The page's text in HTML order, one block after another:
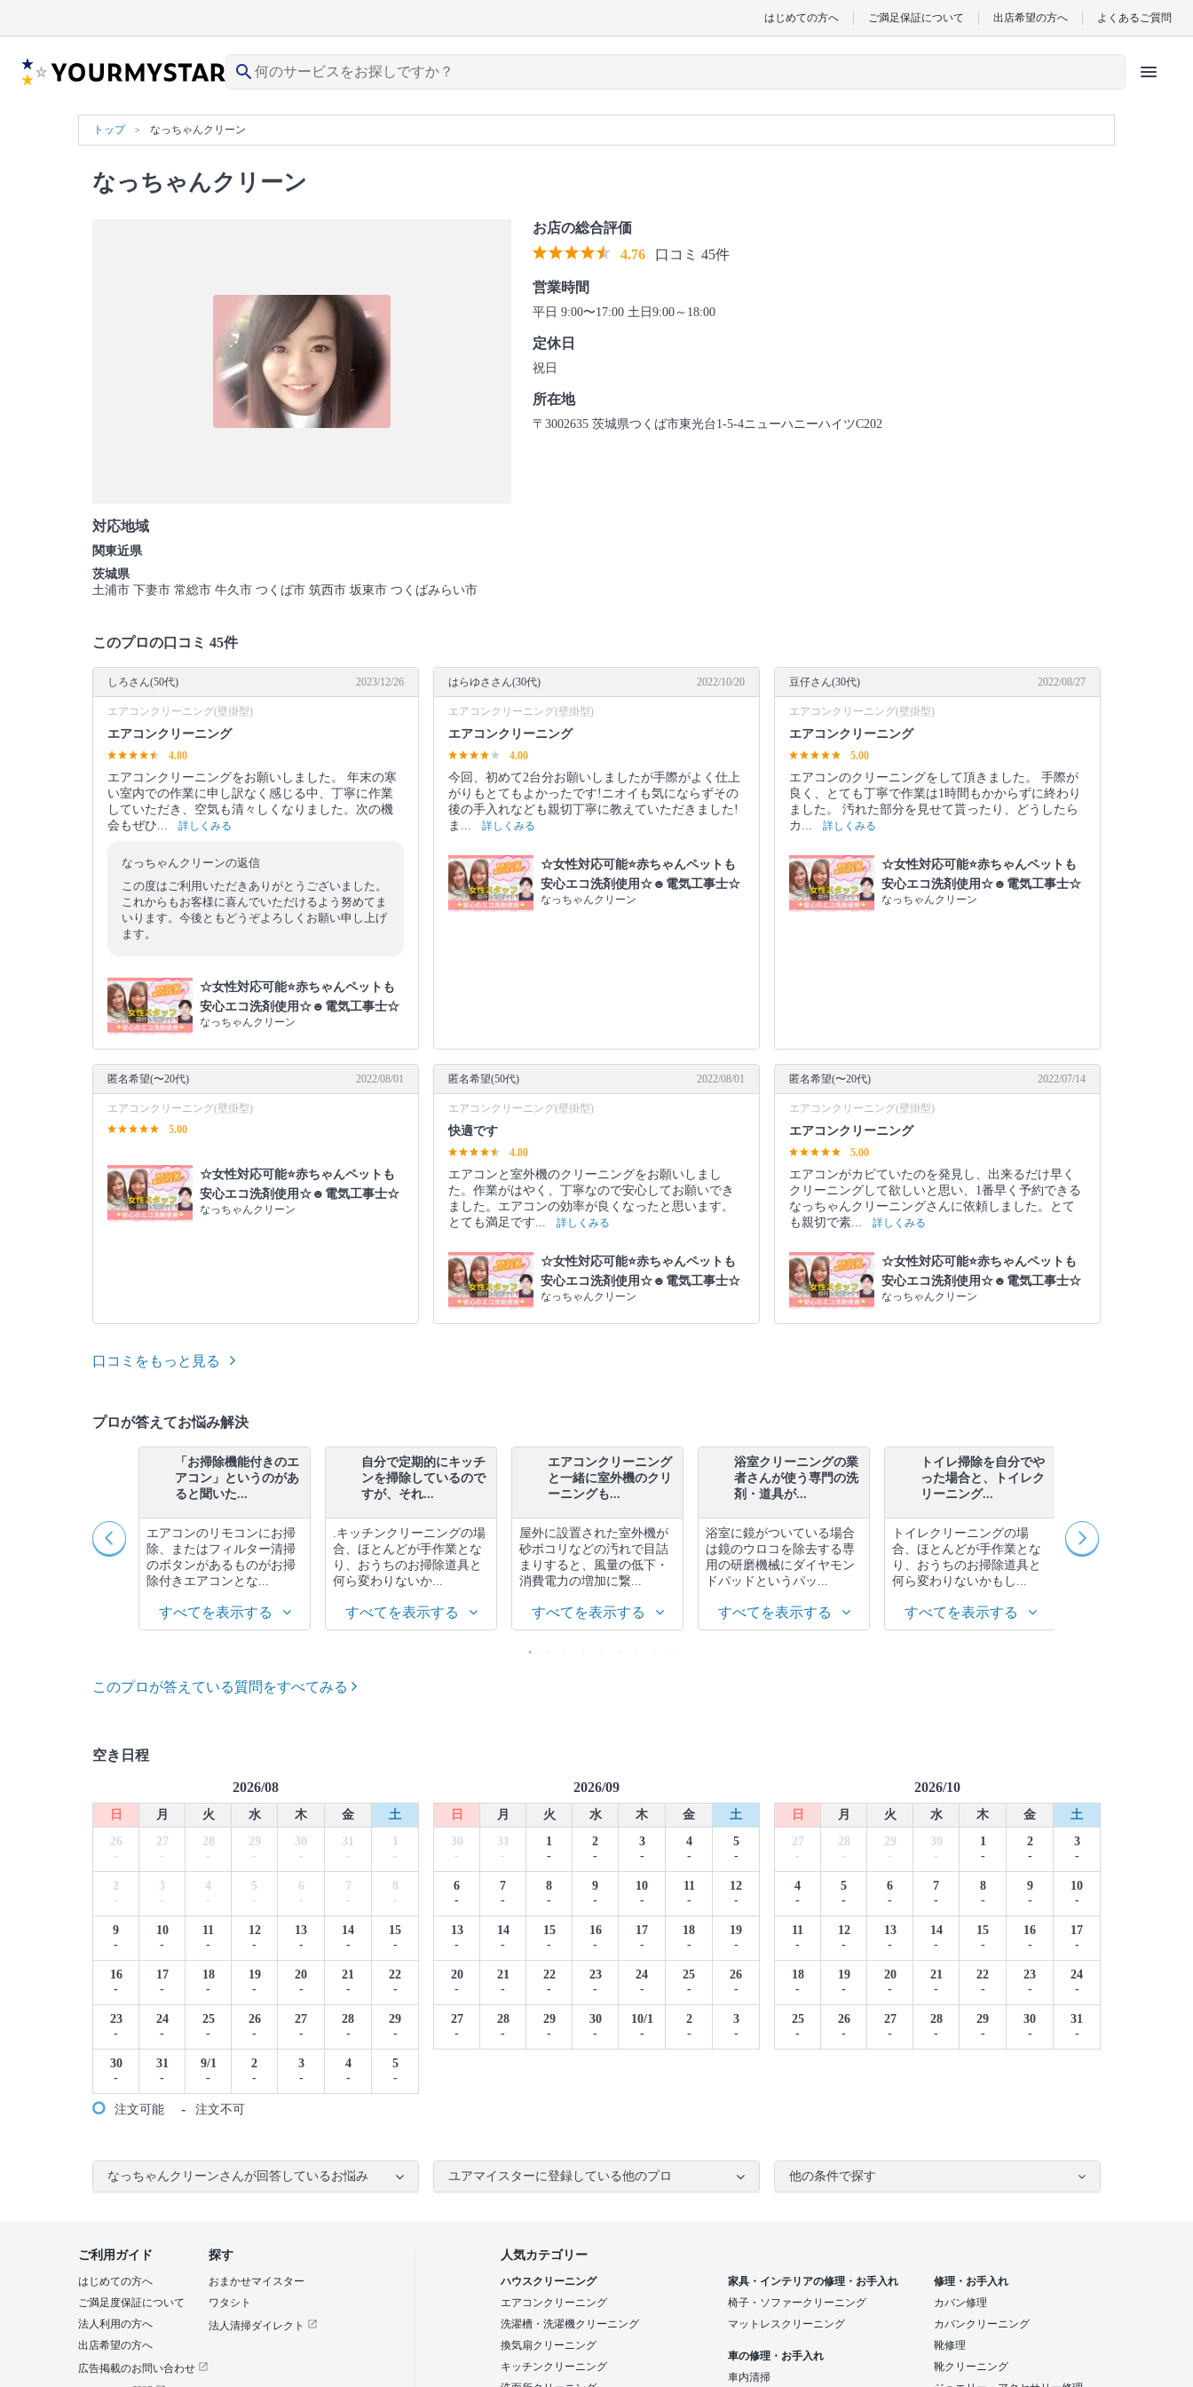
はじめての方へ ご満足保証について 出店希望の方へ よくあるご質問
search menu
トップ なっちゃんクリーン
なっちゃんクリーン
お店の総合評価
4.76
口コミ 45件
営業時間
平日 9:00〜17:00 土日9:00～18:00
定休日
祝日
所在地
〒3002635 茨城県つくば市東光台1-5-4ニューハニーハイツC202
対応地域
関東近県
茨城県
土浦市 下妻市 常総市 牛久市 つくば市 筑西市 坂東市 つくばみらい市
このプロの口コミ 45件
しろさん(50代) 2023/12/26
エアコンクリーニング(壁掛型)
エアコンクリーニング
4.80
エアコンクリーニングをお願いしました。 年末の寒
い室内での作業に申し訳なく感じる中、丁寧に作業
していただき、空気も清々しくなりました。次の機
会もぜひ...
詳しくみる
なっちゃんクリーンの返信
この度はご利用いただきありがとうございました。
これからもお客様に喜んでいただけるよう努めてま
いります。今後ともどうぞよろしくお願い申し上げ
ます。
☆女性対応可能⭐️赤ちゃんペットも
安心エコ洗剤使用☆☻電気工事士☆
なっちゃんクリーン
はらゆささん(30代) 2022/10/20
エアコンクリーニング(壁掛型)
エアコンクリーニング
4.00
今回、初めて2台分お願いしましたが手際がよく仕上
がりもとてもよかったです!ニオイも気にならずその
後の手入れなども親切丁寧に教えていただきました!
ま...
詳しくみる
☆女性対応可能⭐️赤ちゃんペットも
安心エコ洗剤使用☆☻電気工事士☆
なっちゃんクリーン
豆仔さん(30代) 2022/08/27
エアコンクリーニング(壁掛型)
エアコンクリーニング
5.00
エアコンのクリーニングをして頂きました。 手際が
良く、とても丁寧で作業は1時間もかからずに終わり
ました。 汚れた部分を見せて貰ったり、どうしたら
カ...
詳しくみる
☆女性対応可能⭐️赤ちゃんペットも
安心エコ洗剤使用☆☻電気工事士☆
なっちゃんクリーン
匿名希望(〜20代) 2022/08/01
エアコンクリーニング(壁掛型)
5.00
☆女性対応可能⭐️赤ちゃんペットも
安心エコ洗剤使用☆☻電気工事士☆
なっちゃんクリーン
匿名希望(50代) 2022/08/01
エアコンクリーニング(壁掛型)
快適です
4.80
エアコンと室外機のクリーニングをお願いしまし
た。作業がはやく、丁寧なので安心してお願いでき
ました。エアコンの効率が良くなったと思います。
とても満足です...
詳しくみる
☆女性対応可能⭐️赤ちゃんペットも
安心エコ洗剤使用☆☻電気工事士☆
なっちゃんクリーン
匿名希望(〜20代) 2022/07/14
エアコンクリーニング(壁掛型)
エアコンクリーニング
5.00
エアコンがカビていたのを発見し、出来るだけ早く
クリーニングして欲しいと思い、1番早く予約できる
なっちゃんクリーニングさんに依頼しました。とて
も親切で素...
詳しくみる
☆女性対応可能⭐️赤ちゃんペットも
安心エコ洗剤使用☆☻電気工事士☆
なっちゃんクリーン
口コミをもっと見る
プロが答えてお悩み解決
の希望に合わせ
洗剤も使いますの
「お掃除機能付きのエ
アコン」というのがあ
ると聞いた...
エアコンのリモコンにお掃
除、またはフィルター清掃
のボタンがあるものがお掃
除付きエアコンとな...
すべてを表示する
自分で定期的にキッチ
ンを掃除しているので
すが、それ...
.キッチンクリーニングの場
合、ほとんどが手作業とな
り、おうちのお掃除道具と
何ら変わりないか...
すべてを表示する
エアコンクリーニング
と一緒に室外機のクリ
ーニングも...
屋外に設置された室外機が
砂ボコリなどの汚れで目詰
まりすると、風量の低下・
消費電力の増加に繋...
すべてを表示する
浴室クリーニングの業
者さんが使う専門の洗
剤・道具が...
浴室に鏡がついている場合
は鏡のウロコを除去する専
用の研磨機械にダイヤモン
ドパッドというパッ...
すべてを表示する
トイレ掃除を自分でや
った場合と、トイレク
リーニング...
トイレクリーニングの場
合、ほとんどが手作業とな
り、おうちのお掃除道具と
何ら変わりないかもし...
すべてを表示する
.ハウスクリーニン
な技術や作業方法
このプロが答えている質問をすべてみる
空き日程
2026/08
日 月 火 水 木 金
土
26
-
27
-
28
-
29
-
30
-
31
-
1
-
2
-
3
-
4
-
5
-
6
-
7
-
8
-
9
-
10
-
11
-
12
-
13
-
14
-
15
-
16
-
17
-
18
-
19
-
20
-
21
-
22
-
23
-
24
-
25
-
26
-
27
-
28
-
29
-
30
-
31
-
9/1
-
2
-
3
-
4
-
5
-
2026/09
日 月 火 水 木 金
土
30
-
31
-
1
-
2
-
3
-
4
-
5
-
6
-
7
-
8
-
9
-
10
-
11
-
12
-
13
-
14
-
15
-
16
-
17
-
18
-
19
-
20
-
21
-
22
-
23
-
24
-
25
-
26
-
27
-
28
-
29
-
30
-
10/1
-
2
-
3
-
2026/10
日 月 火 水 木 金
土
27
-
28
-
29
-
30
-
1
-
2
-
3
-
4
-
5
-
6
-
7
-
8
-
9
-
10
-
11
-
12
-
13
-
14
-
15
-
16
-
17
-
18
-
19
-
20
-
21
-
22
-
23
-
24
-
25
-
26
-
27
-
28
-
29
-
30
-
31
-
注文可能 - 注文不可
なっちゃんクリーンさんが回答しているお悩み ユアマイスターに登録している他のプロ 他の条件で探す
探す
おまかせマイスター
ワタシト
法人清掃ダイレクト
ご利用ガイド
はじめての方へ
ご満足度保証について
法人利用の方へ
出店希望の方へ
広告掲載のお問い合わせ
人気カテゴリー
ハウスクリーニング
エアコンクリーニング
洗濯槽・洗濯機クリーニング
換気扇クリーニング
キッチンクリーニング
家具・インテリアの修理・お手入れ
椅子・ソファークリーニング
マットレスクリーニング
車の修理・お手入れ
車内清掃
修理・お手入れ
カバン修理
カバンクリーニング
靴修理
靴クリーニング